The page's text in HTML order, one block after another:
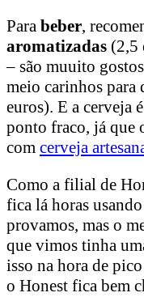
Para beber,
aromatizadas (2,5
– são muuito
meio carinhos para
euros). E a cerveja
ponto fraco, já que
com cerveja
Como a filial de
fica lá horas
provamos, mas o
que vimos tinha
isso na hora de
o Honest fica bem